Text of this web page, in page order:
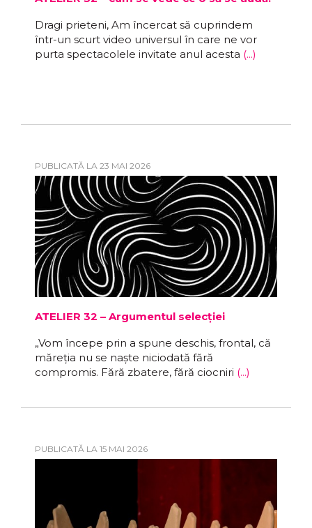
Dragi prieteni, Am încercat să cuprindem
într-un scurt video universul în care ne vor
purta spectacolele invitate anul acesta (...)
PUBLICATĂ LA 23 MAI 2026
ATELIER 32 – Argumentul selecției
„Vom începe prin a spune deschis, frontal, că
măreția nu se naște niciodată fără
compromis. Fără zbatere, fără ciocniri (...)
PUBLICATĂ LA 15 MAI 2026